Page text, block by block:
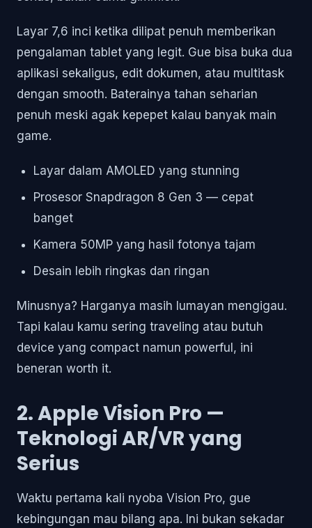
Layar 7,6 inci ketika dilipat penuh memberikan
pengalaman tablet yang legit. Gue bisa buka dua
aplikasi sekaligus, edit dokumen, atau multitask
dengan smooth. Baterainya tahan seharian
penuh meski agak kepepet kalau banyak main
game.
Layar dalam AMOLED yang stunning
Prosesor Snapdragon 8 Gen 3 — cepat
banget
Kamera 50MP yang hasil fotonya tajam
Desain lebih ringkas dan ringan
Minusnya? Harganya masih lumayan mengigau.
Tapi kalau kamu sering traveling atau butuh
device yang compact namun powerful, ini
beneran worth it.
2. Apple Vision Pro —
Teknologi AR/VR yang
Serius
Waktu pertama kali nyoba Vision Pro, gue
kebingungan mau bilang apa. Ini bukan sekadar